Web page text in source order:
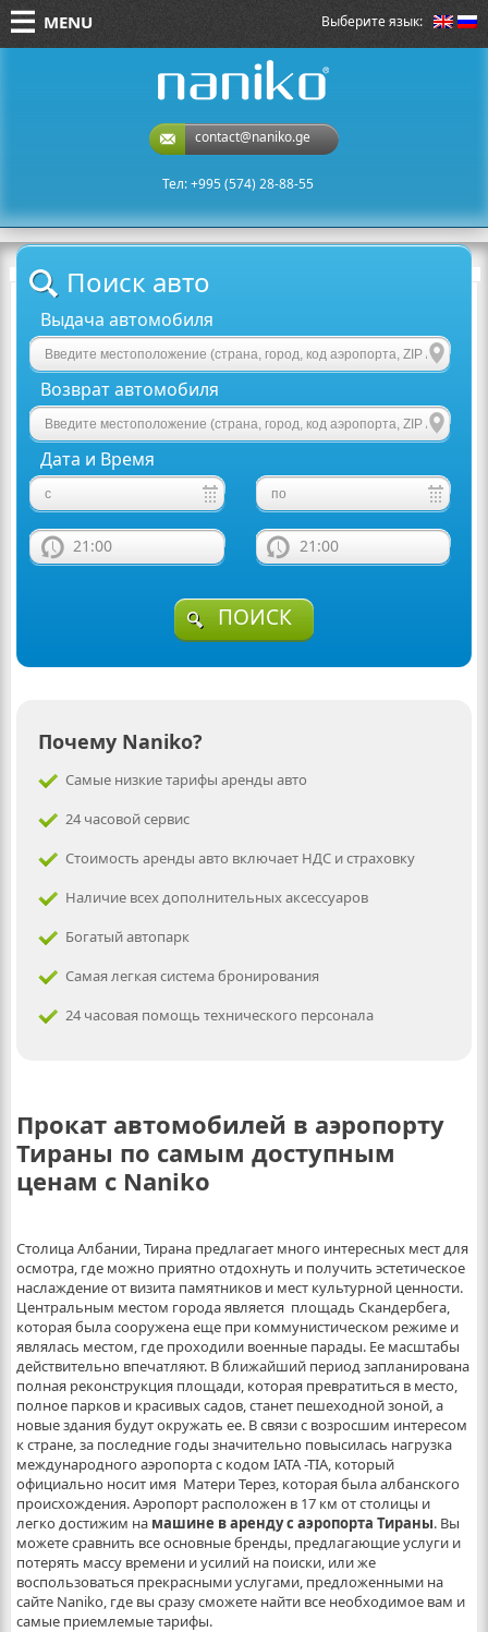
Выберите язык:
MENU
contact@naniko.ge
Тел: +995 (574) 28-88-55
Поиск авто
Выдача автомобиля
Возврат автомобиля
Дата и Время
21:00 21:00
ПОИСК
Почему Naniko?
Самые низкие тарифы аренды авто
24 часовой сервис
Стоимость аренды авто включает НДС и страховку
Наличие всех дополнительных аксессуаров
Богатый автопарк
Самая легкая система бронирования
24 часовая помощь технического персонала
Прокат автомобилей в аэропорту
Тираны по самым доступным
ценам с Naniko
Столица Албании, Тирана предлагает много интересных мест для
осмотра, где можно приятно отдохнуть и получить эстетическое
наслаждение от визита памятников и мест культурной ценности.
Центральным местом города является площадь Скандербега,
которая была сооружена еще при коммунистическом режиме и
являлась местом, где проходили военные парады. Ее масштабы
действительно впечатляют. В ближайший период запланирована
полная реконструкция площади, которая превратиться в место,
полное парков и красивых садов, станет пешеходной зоной, а
новые здания будут окружать ее. В связи с возросшим интересом
к стране, за последние годы значительно повысилась нагрузка
международного аэропорта с кодом IATA -TIA, который
официально носит имя Матери Терез, которая была албанского
происхождения. Аэропорт расположен в 17 км от столицы и
легко достижим на машине в аренду с аэропорта Тираны. Вы
можете сравнить все основные бренды, предлагающие услуги и
потерять массу времени и усилий на поиски, или же
воспользоваться прекрасными услугами, предложенными на
сайте Naniko, где вы сразу сможете найти все необходимое вам и
самые приемлемые тарифы.